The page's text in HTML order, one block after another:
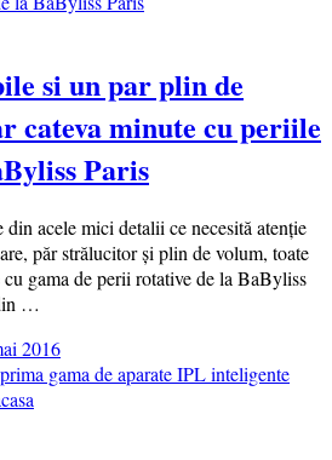
si un par plin de
cateva minute cu periile
Paris
acele mici detalii ce necesită atenție
păr strălucitor și plin de volum, toate
gama de perii rotative de la BaByliss
…
2016